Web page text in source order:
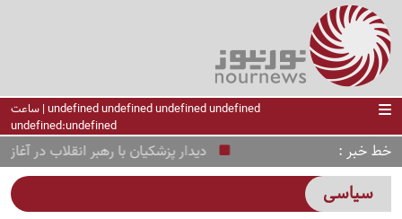
undefined undefined undefined undefined | ساعت
undefined:undefined
خط خبر دیدار پزشکیان با رهبر انقلاب در
سیاسی